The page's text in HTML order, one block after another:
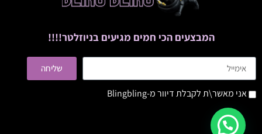
המבצעים הכי חמים מגיעים בניוזלטר!!!!
אני מאשר\ת לקבלת דיוור מ-Blingbling
שליחה